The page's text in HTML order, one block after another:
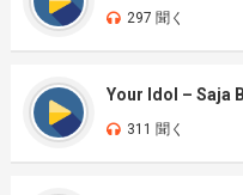
297 聞く
311 聞く